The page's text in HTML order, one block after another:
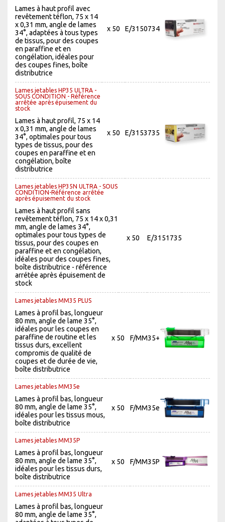
Lames à haut profil avec
revêtement téflon, 75 x 14
x 0,31 mm, angle de lames
34°, adaptées à tous types
de tissus, pour des coupes
en paraffine et en
congélation, idéales pour
des coupes fines, boîte
distributrice
x 50 E/3150734
Lames jetables HP35 ULTRA -
SOUS CONDITION - Référence
arrêtée après épuisement du
stock
Lames à haut profil, 75 x 14
x 0,31 mm, angle de lames
34°, optimales pour tous
types de tissus, pour des
coupes en paraffine et en
congélation, boîte
distributrice
x 50 E/3153735
Lames jetables HP35N ULTRA - SOUS
CONDITION-Référence arrêtée
après épuisement du stock
Lames à haut profil sans
revêtement téflon, 75 x 14 x 0,31
mm, angle de lames 34°,
optimales pour tous types de
tissus, pour des coupes en
paraffine et en congélation,
idéales pour des coupes fines,
boîte distributrice - référence
arrétée après épuisement de
stock
x 50 E/3151735
Lames jetables MM35 PLUS
Lames à profil bas, longueur
80 mm, angle de lame 35°,
idéales pour les coupes en
paraffine de routine et les
tissus durs, excellent
compromis de qualité de
coupes et de durée de vie,
boîte distributrice
x 50 F/MM35+
Lames jetables MM35e
Lames à profil bas, longueur
80 mm, angle de lame 35°,
idéales pour les tissus mous,
boîte distributrice
x 50 F/MM35e
Lames jetables MM35P
Lames à profil bas, longueur
80 mm, angle de lame 35°,
idéales pour les tissus durs,
boîte distributrice
x 50 F/MM35P
Lames jetables MM35 Ultra
Lames à profil bas, longueur
80 mm, angle de lame 35°,